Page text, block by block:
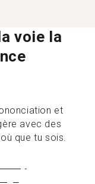
voie la
et
avec des
que tu sois.